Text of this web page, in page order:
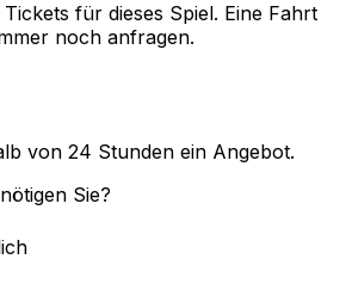
für dieses Spiel. Eine Fahrt
noch anfragen.
von 24 Stunden ein Angebot.
Sie?